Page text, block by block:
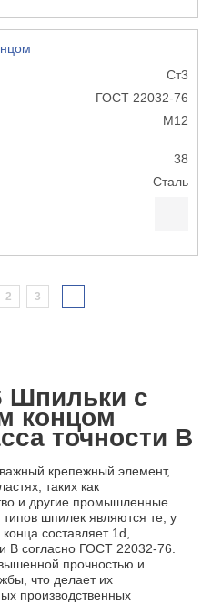
Ст3
ГОСТ 22032-76
М12
38
Сталь
2 3
Шпильки с
концом
точности В
крепежный элемент,
таких как
и другие промышленные
шпилек являются те, у
составляет 1d,
В согласно ГОСТ 22032-76.
прочностью и
что делает их
производственных